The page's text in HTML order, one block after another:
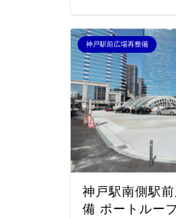
神戸駅前広場再整備
神戸駅南側駅
備 ポートルー